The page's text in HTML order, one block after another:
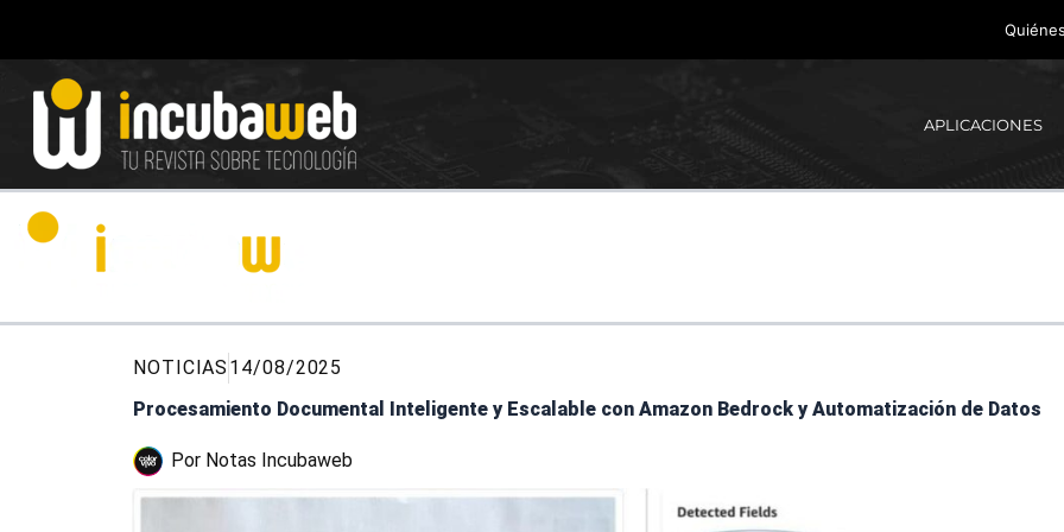
contenido
APLICACIONES
NOTICIAS 14/08/2025
Procesamiento Documental Inteligente y Escalable con Amazon Bedrock y Automatización de Datos
Por Notas Incubaweb